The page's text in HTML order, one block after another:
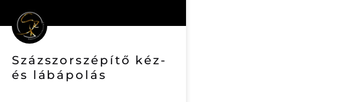
Százszorszépítő kéz-
és lábápolás